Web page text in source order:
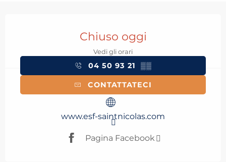
Chiuso oggi
Vedi gli orari
04 50 93 21 ▒▒
CONTATTATECI
www.esf-saintnicolas.com
Pagina Facebook